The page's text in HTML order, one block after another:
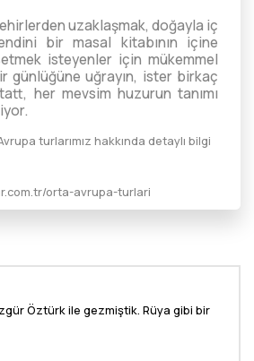
uzaklaşmak, doğayla iç
bir masal kitabının içine
isteyenler için mükemmel
günlüğüne uğrayın, ister birkaç
her mevsim huzurun tanımı
turlarımız hakkında detaylı bilgi
orta-avrupa-turlari
Öztürk ile gezmiştik. Rüya gibi bir